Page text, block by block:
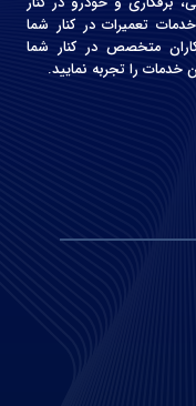
تعمیرات در کنار شما
متخصص در کنار شما
خدمات را تجربه نمایید.